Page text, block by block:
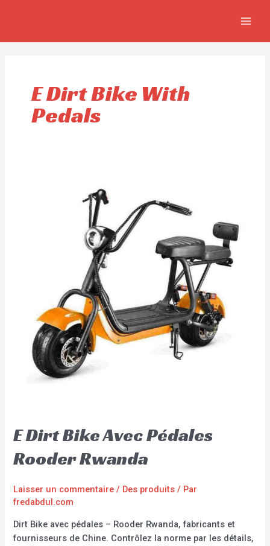
E Dirt Bike With
Pedals
E Dirt Bike Avec Pédales
Rooder Rwanda
Laisser un commentaire / Des produits / Par
fredabdul.com
Dirt Bike avec pédales – Rooder Rwanda, fabricants et
fournisseurs de Chine. Contrôlez la norme par les détails,